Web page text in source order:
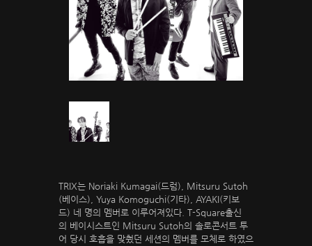
TRIX는 Noriaki Kumagai(드럼), Mitsuru Sutoh
(베이스), Yuya Komoguchi(기타), AYAKI(키보
드) 네 명의 멤버로 이루어져있다. T-Square출신
의 베이시스트인 Mitsuru Sutoh의 솔로콘서트 투
어 당시 호흡을 맞췄던 세션의 멤버를 모체로 하였으